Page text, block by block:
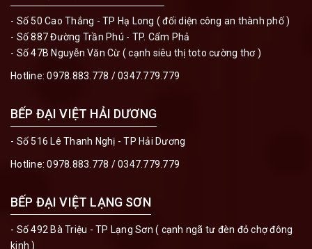
- Số 50 Cao Thắng - TP Hạ Long ( đối diện công an thành phố )
- Số 887 Đường Trần Phú - TP. Cẩm Phả
- Số 47B Nguyễn Văn Cừ ( cạnh siêu thị toto cường thơ )
Hotline:0978.883.778 /0347.779.779
BẾP ĐẠI VIỆT HẢI DƯƠNG
- Số 516 Lê Thanh Nghị - TP Hải Dương
Hotline:0978.883.778 /0347.779.779
BẾP ĐẠI VIỆT LẠNG SƠN
- Số 492 Bà Triệu - TP Lạng Sơn ( cạnh ngã tư đèn đỏ chợ đông
kinh )